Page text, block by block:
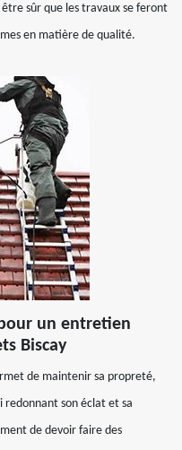
sûr que les travaux se feront
en matière de qualité.
un entretien
Biscay
de maintenir sa propreté,
son éclat et sa
de devoir faire des